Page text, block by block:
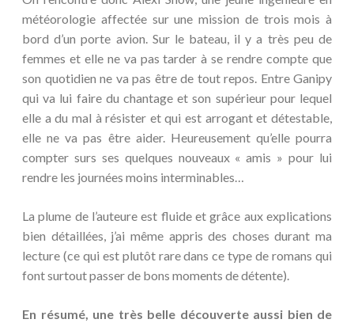
météorologie affectée sur une mission de trois mois à
bord d’un porte avion. Sur le bateau, il y a très peu de
femmes et elle ne va pas tarder à se rendre compte que
son quotidien ne va pas être de tout repos. Entre Ganipy
qui va lui faire du chantage et son supérieur pour lequel
elle a du mal à résister et qui est arrogant et détestable,
elle ne va pas être aider. Heureusement qu’elle pourra
compter surs ses quelques nouveaux « amis » pour lui
rendre les journées moins interminables…
La plume de l’auteure est fluide et grâce aux explications
bien détaillées, j’ai même appris des choses durant ma
lecture (ce qui est plutôt rare dans ce type de romans qui
font surtout passer de bons moments de détente).
En résumé, une très belle découverte aussi bien de